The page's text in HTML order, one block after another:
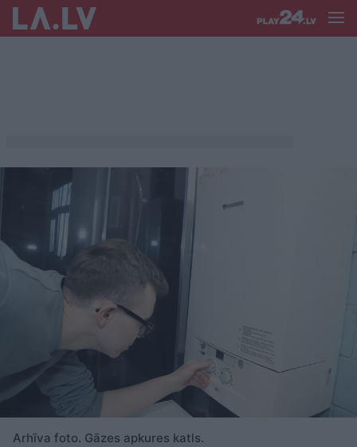
Arhīva foto. Gāzes apkures katls.